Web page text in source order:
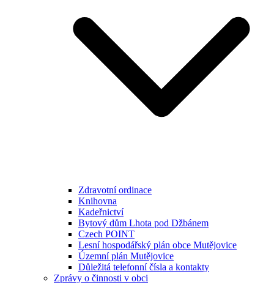
Zdravotní ordinace
Knihovna
Kadeřnictví
Bytový dům Lhota pod Džbánem
Czech POINT
Lesní hospodářský plán obce Mutějovice
Územní plán Mutějovice
Důležitá telefonní čísla a kontakty
Zprávy o činnosti v obci